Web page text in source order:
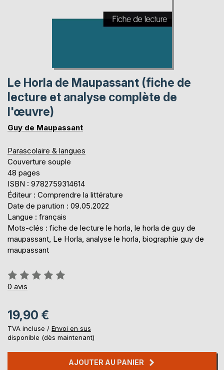
Le Horla de Maupassant (fiche de
lecture et analyse complète de
l'œuvre)
Guy de Maupassant
Parascolaire & langues
Couverture souple
48 pages
ISBN : 9782759314614
Éditeur : Comprendre la littérature
Date de parution : 09.05.2022
Langue : français
Mots-clés : fiche de lecture le horla, le horla de guy de
maupassant, Le Horla, analyse le horla, biographie guy de
maupassant
Évaluation:
0%
0 avis
19,90 €
TVA incluse / Envoi en sus
disponible (dès maintenant)
AJOUTER AU PANIER